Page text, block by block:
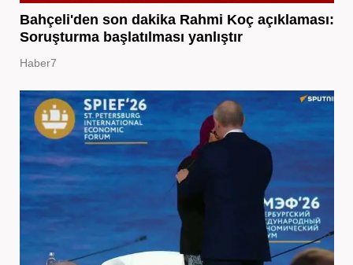
Bahçeli'den son dakika Rahmi Koç açıklaması:
Soruşturma başlatılması yanlıştır
Haber7